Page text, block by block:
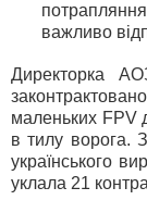
важливо
Директорка
маленьких FPV
в тилу ворога.
українського
уклала 21